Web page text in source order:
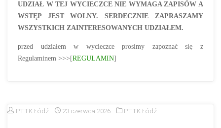
UDZIAŁ W TEJ WYCIECZCE NIE WYMAGA ZAPISÓW A
WSTĘP JEST WOLNY.
SERDECZNIE ZAPRASZAMY
WSZYSTKICH ZAINTERESOWANYCH UDZIAŁEM.
przed udziałem w wycieczce prosimy zapoznać się z
Regulaminem >>>[REGULAMIN]
PTTK Łódź 23 czerwca 2026 PTTK Łódź